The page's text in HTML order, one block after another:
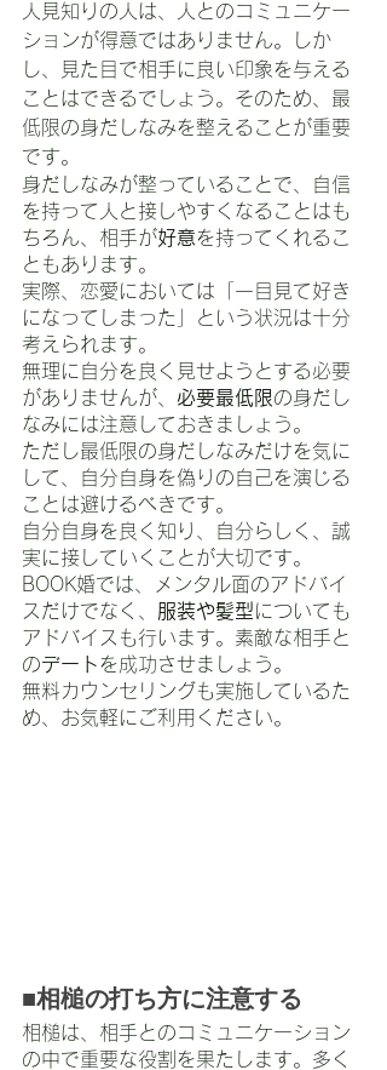
人見知りの人は、人とのコミュニケー
ションが得意ではありません。しか
し、見た目で相手に良い印象を与える
ことはできるでしょう。そのため、最
低限の身だしなみを整えることが重要
です。
身だしなみが整っていることで、自信
を持って人と接しやすくなることはも
ちろん、相手が好意を持ってくれるこ
ともあります。
実際、恋愛においては「一目見て好き
になってしまった」という状況は十分
考えられます。
無理に自分を良く見せようとする必要
がありませんが、 必要最低限の身だし
なみには注意しておきましょう。
ただし最低限の身だしなみだけを気に
して、自分自身を偽りの自己を演じる
ことは避けるべきです。
自分自身を良く知り、自分らしく、誠
実に接していくことが大切です。
BOOK婚では、メンタル面のアドバイ
スだけでなく、 服装や髪型についても
アドバイスも行います。素敵な相手と
のデートを成功させましょう。
無料カウンセリングも実施しているた
め、お気軽にご利用ください。
■相槌の打ち方に注意する
相槌は、相手とのコミュニケーション
の中で重要な役割を果たします。多く